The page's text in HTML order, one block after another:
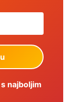
najboljim